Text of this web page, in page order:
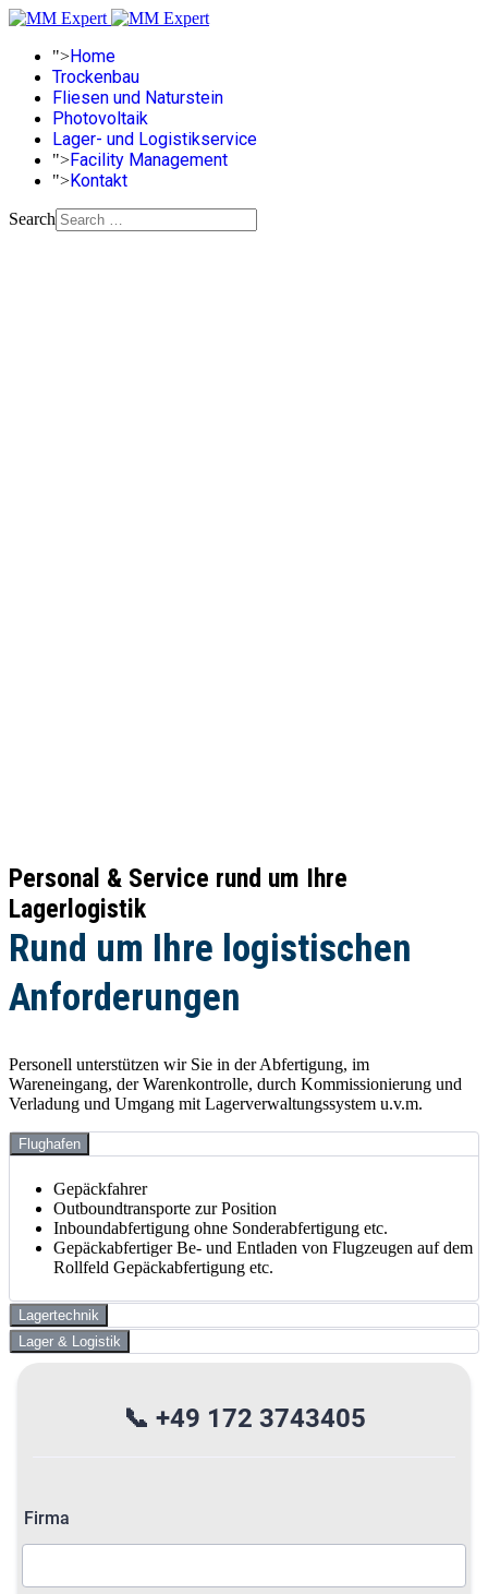
">Home
Trockenbau
Fliesen und Naturstein
Photovoltaik
Lager- und Logistikservice
">Facility Management
">Kontakt
Search
Personal & Service rund um Ihre
Lagerlogistik
Rund um Ihre logistischen
Anforderungen
Personell unterstützen wir Sie in der Abfertigung, im
Wareneingang, der Warenkontrolle, durch Kommissionierung und
Verladung und Umgang mit Lagerverwaltungssystem u.v.m.
Flughafen
Gepäckfahrer
Outboundtransporte zur Position
Inboundabfertigung ohne Sonderabfertigung etc.
Gepäckabfertiger Be- und Entladen von Flugzeugen auf dem
Rollfeld Gepäckabfertigung etc.
Lagertechnik
Lager & Logistik